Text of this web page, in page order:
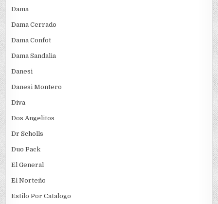
Dama
Dama Cerrado
Dama Confot
Dama Sandalia
Danesi
Danesi Montero
Diva
Dos Angelitos
Dr Scholls
Duo Pack
El General
El Norteño
Estilo Por Catalogo